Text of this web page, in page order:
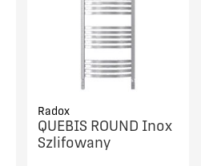
Radox
QUEBIS ROUND Inox
Szlifowany